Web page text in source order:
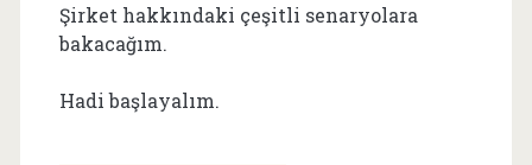
Şirket hakkındaki çeşitli senaryolara
bakacağım.
Hadi başlayalım.